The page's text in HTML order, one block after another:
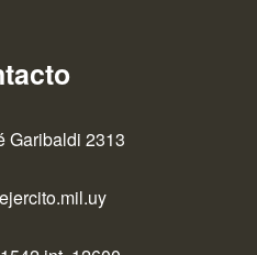
Garibaldi 2313